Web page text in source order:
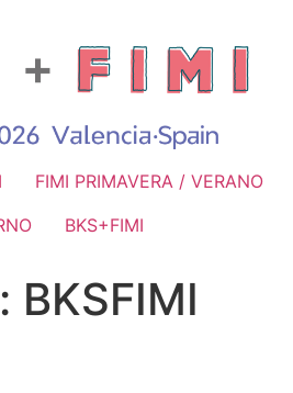
FIMI PRIMAVERA / VERANO
BKS+FIMI
BKSFIMI